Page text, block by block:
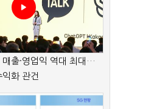
출·영업익 역대 최대…
화 관건